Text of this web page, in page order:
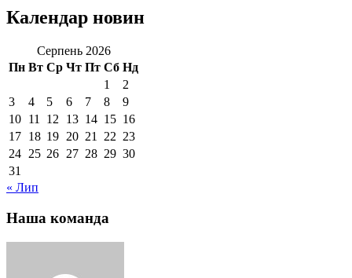
Календар новин
Серпень 2026
Пн Вт Ср Чт Пт Сб Нд
1
2
3
4 5 6 7 8
9
10 11 12 13 14 15 16
17 18 19 20 21 22 23
24 25 26 27 28 29 30
31
« Лип
Наша команда